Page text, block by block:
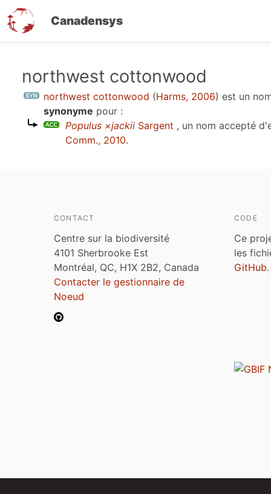
Canadensys
contenu
northwest cottonwood
northwest cottonwood (Harms, 2006) est un
synonyme pour :
Populus ×jackii Sargent , un nom accepté
Comm., 2010.
CONTACT
Centre sur la biodiversité
4101 Sherbrooke Est
Montréal, QC, H1X 2B2, Canada
Contacter le gestionnaire de
Noeud
CODE
Ce
les
GitHub.